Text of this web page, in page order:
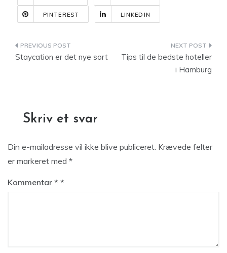
PINTEREST LINKEDIN
Indlægsnavigation
Staycation er det nye sort
Tips til de bedste hoteller
i Hamburg
Skriv et svar
Din e-mailadresse vil ikke blive publiceret. Krævede felter
er markeret med *
Kommentar *